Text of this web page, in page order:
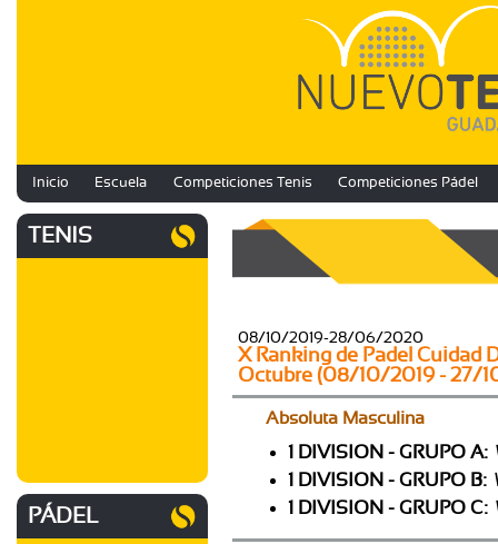
Inicio Escuela Competiciones Tenis Competiciones Pádel
TENIS
PÁDEL
08/10/2019-28/06/2020
X Ranking de Padel Cuidad
Octubre (08/10/2019 - 27/
Absoluta Masculina
1 DIVISION - GRUPO A:
1 DIVISION - GRUPO B:
1 DIVISION - GRUPO C: